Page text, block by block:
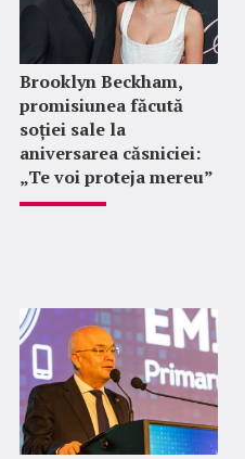
Brooklyn Beckham,
promisiunea făcută
soției sale la
aniversarea căsniciei:
„Te voi proteja mereu”